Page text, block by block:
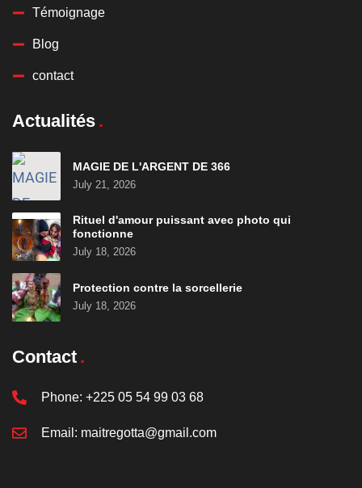
Témoignage
Blog
contact
Actualités
MAGIE DE L'ARGENT DE 366
July 21, 2026
Rituel d'amour puissant avec photo qui
fonctionne
July 18, 2026
Protection contre la sorcellerie
July 18, 2026
Contact
Phone: +225 05 54 99 03 68
Email: maitregotta@gmail.com